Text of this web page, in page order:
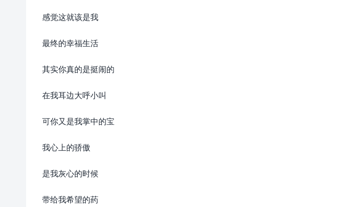
感觉这就该是我
最终的幸福生活
其实你真的是挺闹的
在我耳边大呼小叫
可你又是我掌中的宝
我心上的骄傲
是我灰心的时候
带给我希望的药